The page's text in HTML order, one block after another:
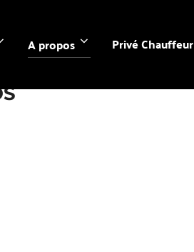
A propos Privé Chauffeur